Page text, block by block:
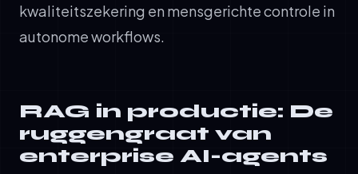
kwaliteitszekering en mensgerichte controle in
autonome workflows.
RAG in productie: De
ruggengraat van
enterprise AI-agents